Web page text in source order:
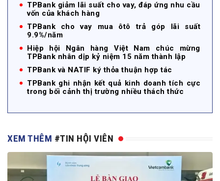
TPBank giảm lãi suất cho vay, đáp ứng nhu cầu
vốn của khách hàng
TPBank cho vay mua ôtô trả góp lãi suất
9.9%/năm
Hiệp hội Ngân hàng Việt Nam chúc mừng
TPBank nhân dịp kỷ niệm 15 năm thành lập
TPBank và NATIF ký thỏa thuận hợp tác
TPBank ghi nhận kết quả kinh doanh tích cực
trong bối cảnh thị trường nhiều thách thức
XEM THÊM #TIN HỘI VIÊN